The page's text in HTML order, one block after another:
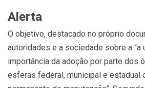
Alerta
O objetivo, destacado no próprio
autoridades e a sociedade sobre a “a
importância da adoção por parte dos
esferas federal, municipal e estadual